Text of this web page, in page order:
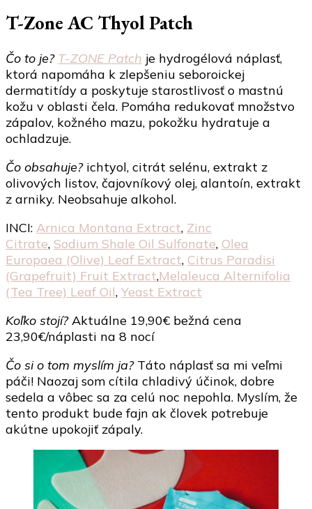
T-Zone AC Thyol Patch
Čo to je? T-ZONE Patch je hydrogélová náplasť,
ktorá napomáha k zlepšeniu seboroickej
dermatitídy a poskytuje starostlivosť o mastnú
kožu v oblasti čela. Pomáha redukovať množstvo
zápalov, kožného mazu, pokožku hydratuje a
ochladzuje.
Čo obsahuje?ichtyol, citrát selénu, extrakt z
olivových listov, čajovníkový olej, alantoín, extrakt
z arniky. Neobsahuje alkohol.
INCI: Arnica Montana Extract, Zinc
Citrate, Sodium Shale Oil Sulfonate, Olea
Europaea (Olive) Leaf Extract, Citrus Paradisi
(Grapefruit) Fruit Extract,Melaleuca Alternifolia
(Tea Tree) Leaf Oil, Yeast Extract
Koľko stojí?Aktuálne 19,90€ bežná cena
23,90€/náplasti na 8 nocí
Čo si o tom myslím ja?Táto náplasť sa mi veľmi
páči! Naozaj som cítila chladivý účinok, dobre
sedela a vôbec sa za celú noc nepohla. Myslím, že
tento produkt bude fajn ak človek potrebuje
akútne upokojiť zápaly.